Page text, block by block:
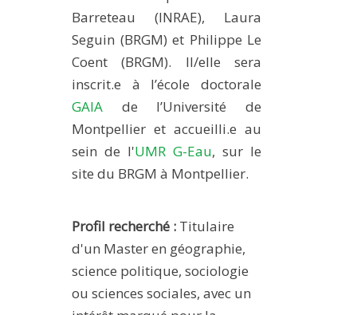
Barreteau (INRAE), Laura
Seguin (BRGM) et Philippe Le
Coent (BRGM). Il/elle sera
inscrit.e à l’école doctorale
GAIA de l’Université de
Montpellier et accueilli.e au
sein de l'UMR G-Eau, sur le
site du BRGM à Montpellier.
Profil recherché : Titulaire
d'un Master en géographie,
science politique, sociologie
ou sciences sociales, avec un